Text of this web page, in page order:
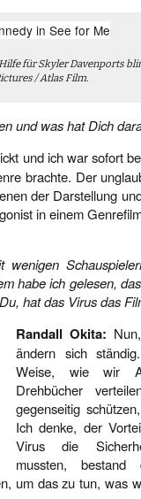
für Skyler Davenports
/ Atlas Film.
und was hat Dich
und ich war sofort
brachte. Der
der Darstellung
in einem
habe ich gelesen,
hat das Virus das
Randall Okita:
ändern sich
Weise, wie wir
Drehbücher
gegenseitig
Ich denke, der
Virus die
mussten,
um das zu tun, was